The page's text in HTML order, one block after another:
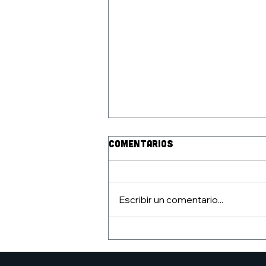
Comentarios
Escribir un comentario...